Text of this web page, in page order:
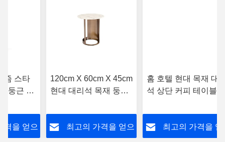
즘 스타
둥근 대
격을 얻으
120cm X 60cm X 45cm
현대 대리석 목재 둥근
최고의 가격을 얻으
홈 호텔 현대 목재 대
석 상단 커피 테이블
최고의 가격을 얻